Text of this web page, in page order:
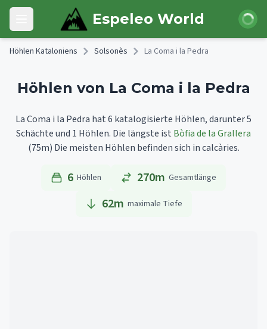
Skip to main content
Open main menu Espeleo World
Höhlen Kataloniens Solsonès La Coma i la Pedra
Höhlen von La Coma i la Pedra
La Coma i la Pedra hat 6 katalogisierte Höhlen, darunter 5
Schächte und 1 Höhlen. Die längste ist Bòfia de la Grallera
(75m) Die meisten Höhlen befinden sich in calcàries.
6 Höhlen 270m Gesamtlänge
62m maximale Tiefe